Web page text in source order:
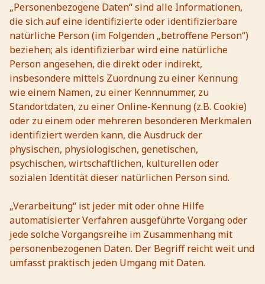
„Personenbezogene Daten“ sind alle Informationen,
die sich auf eine identifizierte oder identifizierbare
natürliche Person (im Folgenden „betroffene Person“)
beziehen; als identifizierbar wird eine natürliche
Person angesehen, die direkt oder indirekt,
insbesondere mittels Zuordnung zu einer Kennung
wie einem Namen, zu einer Kennnummer, zu
Standortdaten, zu einer Online-Kennung (z.B. Cookie)
oder zu einem oder mehreren besonderen Merkmalen
identifiziert werden kann, die Ausdruck der
physischen, physiologischen, genetischen,
psychischen, wirtschaftlichen, kulturellen oder
sozialen Identität dieser natürlichen Person sind.
„Verarbeitung“ ist jeder mit oder ohne Hilfe
automatisierter Verfahren ausgeführte Vorgang oder
jede solche Vorgangsreihe im Zusammenhang mit
personenbezogenen Daten. Der Begriff reicht weit und
umfasst praktisch jeden Umgang mit Daten.